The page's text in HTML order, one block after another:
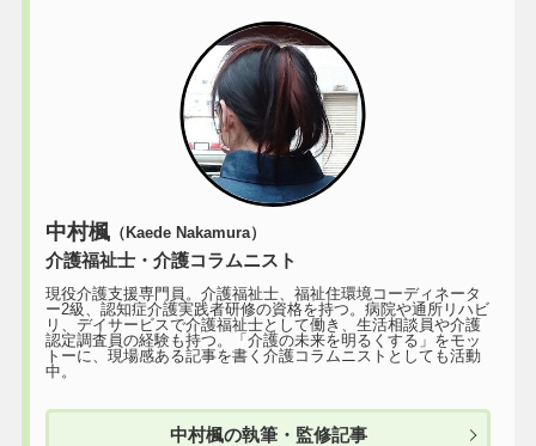
中村楓（Kaede Nakamura）
介護福祉士・介護コラムニスト
現役介護支援専門員。介護福祉士、福祉住環境コーディネータ
ー2級、認知症介護実践者研修の資格を持つ。病院や通所リハビ
リ、デイサービスで介護福祉士として働き、生活相談員や介護
認定調査員の経験も持つ。「介護の未来を明るくする」をモッ
トーに、現場感ある記事を書く介護コラムニストとしても活動
中。
中村楓の執筆・監修記事